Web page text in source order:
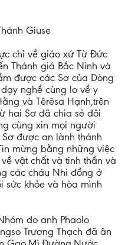
Giuse
chỉ về giáo xứ Từ Đức
Thánh giá Bắc Ninh và
được các Sơ của Dòng
nghề cùng lo về y
và Têrêsa Hạnh,trên
hai Sơ đã chia sẻ đôi
cùng xin mọi người
được an lành thánh
mừng bằng những việc
vật chất và tinh thần và
các cháu Nhi đồng ở
sức khỏe và hòa mình
do anh Phaolo
Trương Thạch đã ân